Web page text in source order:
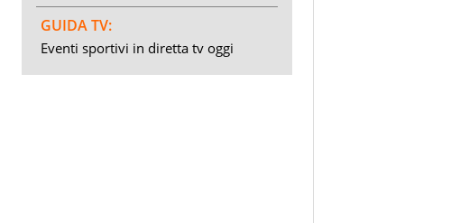
GUIDA TV:
Eventi sportivi in diretta tv oggi